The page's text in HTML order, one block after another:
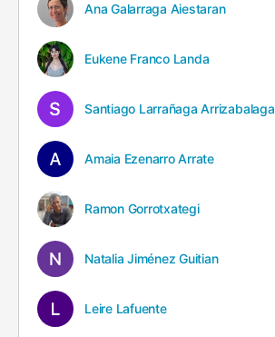
Ana Galarraga Aiestaran
Eukene Franco Landa
Santiago Larrañaga Arrizabalaga
Amaia Ezenarro Arrate
Ramon Gorrotxategi
Natalia Jiménez Guitian
Leire Lafuente